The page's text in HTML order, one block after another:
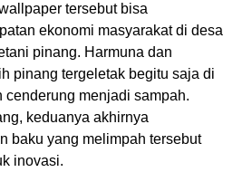
tersebut bisa
ekonomi masyarakat di desa
pinang. Harmuna dan
pinang tergeletak begitu saja di
cenderung menjadi sampah.
keduanya akhirnya
baku yang melimpah tersebut
inovasi.